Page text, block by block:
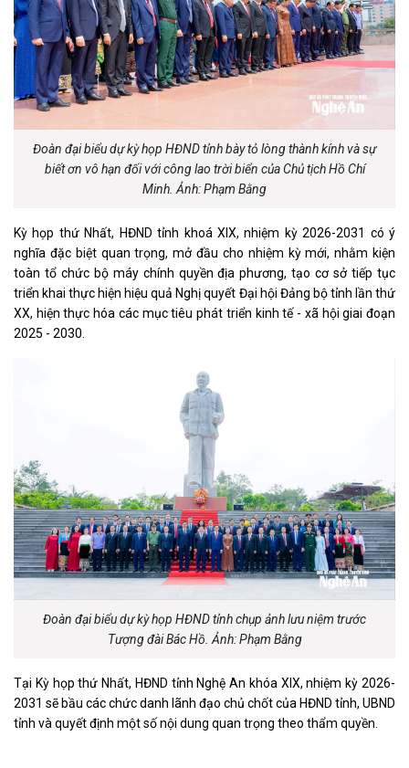
Đoàn đại biểu dự kỳ họp HĐND tỉnh bày tỏ lòng thành kính và sự
biết ơn vô hạn đối với công lao trời biển của Chủ tịch Hồ Chí
Minh. Ảnh: Phạm Bằng
Kỳ họp thứ Nhất, HĐND tỉnh khoá XIX, nhiệm kỳ 2026-2031 có ý
nghĩa đặc biệt quan trọng, mở đầu cho nhiệm kỳ mới, nhằm kiện
toàn tổ chức bộ máy chính quyền địa phương, tạo cơ sở tiếp tục
triển khai thực hiện hiệu quả Nghị quyết Đại hội Đảng bộ tỉnh lần thứ
XX, hiện thực hóa các mục tiêu phát triển kinh tế - xã hội giai đoạn
2025 - 2030.
Đoàn đại biểu dự kỳ họp HĐND tỉnh chụp ảnh lưu niệm trước
Tượng đài Bác Hồ. Ảnh: Phạm Bằng
Tại Kỳ họp thứ Nhất, HĐND tỉnh Nghệ An khóa XIX, nhiệm kỳ 2026-
2031 sẽ bầu các chức danh lãnh đạo chủ chốt của HĐND tỉnh, UBND
tỉnh và quyết định một số nội dung quan trọng theo thẩm quyền.